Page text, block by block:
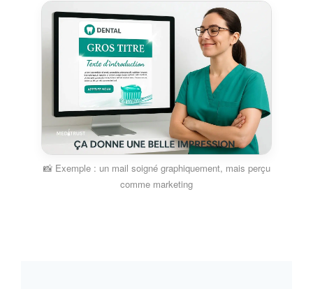
📸 Exemple : un mail soigné graphiquement, mais perçu
comme marketing